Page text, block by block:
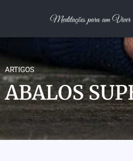
ARTIGOS
ABALOS